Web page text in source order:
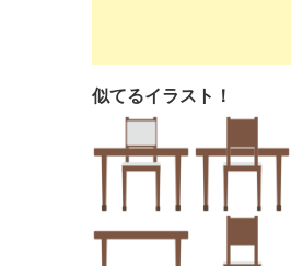
似てるイラスト！